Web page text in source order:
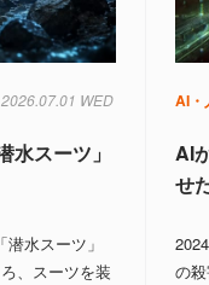
2026.07.01 WED
水スーツ」
水スーツ」
、スーツを装
AI・
AI
せ
の